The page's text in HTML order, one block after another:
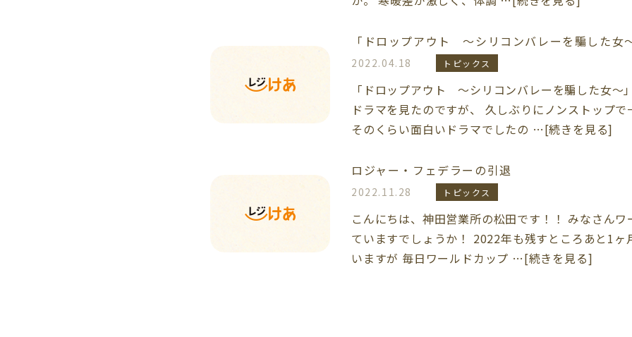
「ドロップアウト ～シリコンバレーを騙した女
2022.04.18 トピックス
「ドロップアウト ～シリコンバレーを騙した女～
ドラマを見たのですが、 久しぶりにノンストップ
そのくらい面白いドラマでしたの …[続きを見る]
ロジャー・フェデラーの引退
2022.11.28 トピックス
こんにちは、神田営業所の松田です！！ みなさん
ていますでしょうか！ 2022年も残すところあと1ヶ
いますが 毎日ワールドカップ …[続きを見る]